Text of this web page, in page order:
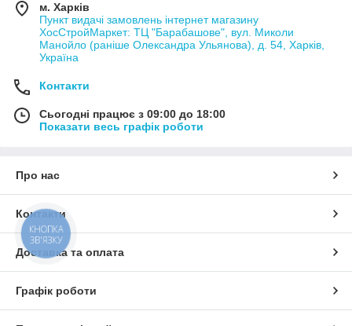
м. Харків
Пункт видачі замовлень інтернет магазину
ХосСтройМаркет: ТЦ "Барабашове", вул. Миколи
Манойло (раніше Олександра Ульянова), д. 54, Харків,
Україна
Контакти
Сьогодні працює з 09:00 до 18:00
Показати весь графік роботи
Про нас
Контакти
Доставка та оплата
Графік роботи
КНОПКА
ЗВ'ЯЗКУ